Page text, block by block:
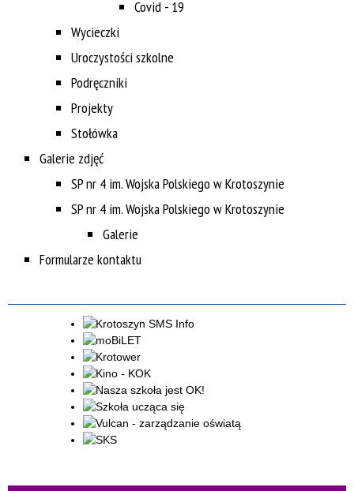
Covid - 19
Wycieczki
Uroczystości szkolne
Podręczniki
Projekty
Stołówka
Galerie zdjęć
SP nr 4 im. Wojska Polskiego w Krotoszynie
SP nr 4 im. Wojska Polskiego w Krotoszynie
Galerie
Formularze kontaktu